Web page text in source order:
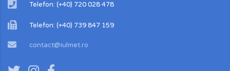
Telefon: (+40) 720 028 478
Telefon: (+40) 739 847 159
contact@iulmet.ro